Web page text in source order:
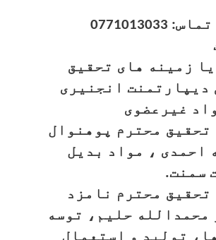
زمینه های تحقیق
دیپارتمنت انجنیری
غیرعضوی
تحقیق محترم پوهنوال
احمدی ، مواد بدیل
سمنت.
تحقیق محترم نامزد
محمدالله حلیم، توسه
تولید و استعمال